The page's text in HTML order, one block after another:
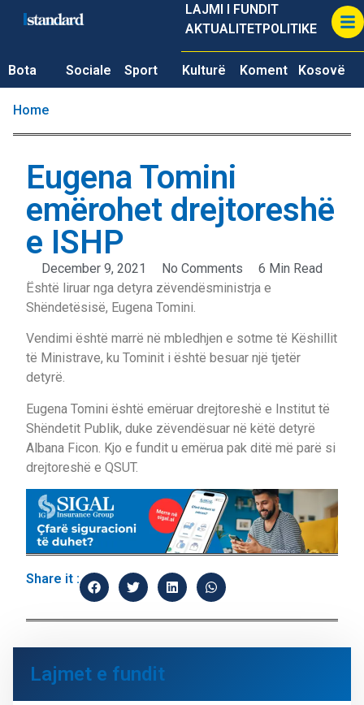
LAJMI I FUNDIT
AKTUALITETPOLITIKE
Bota Sociale Sport Kulturë Koment Kosovë
Home
Eugena Tomini
emërohet drejtoreshë
e ISHP
December 9, 2021 No Comments
6 Min Read
Është liruar nga detyra zëvendësministrja e
Shëndetësisë, Eugena Tomini.
Vendimi është marrë në mbledhjen e sotme të Këshillit
të Ministrave, ku Tominit i është besuar një tjetër
detyrë.
Eugena Tomini është emëruar drejtoreshë e Institut të
Shëndetit Publik, duke zëvendësuar në këtë detyrë
Albana Ficon. Kjo e fundit u emërua pak ditë më parë si
drejtoreshë e QSUT.
Share it :
Lajmet e fundit